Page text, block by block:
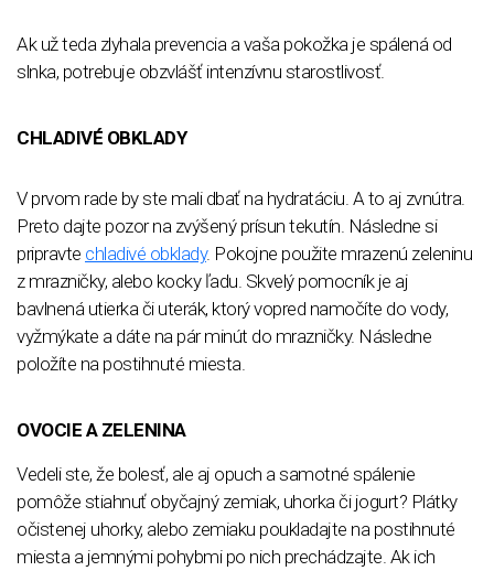
Ak už teda zlyhala prevencia a vaša pokožka je spálená od
slnka, potrebuje obzvlášť intenzívnu starostlivosť.
CHLADIVÉ OBKLADY
V prvom rade by ste mali dbať na hydratáciu. A to aj zvnútra.
Preto dajte pozor na zvýšený prísun tekutín. Následne si
pripravte chladivé obklady. Pokojne použite mrazenú zeleninu
z mrazničky, alebo kocky ľadu. Skvelý pomocník je aj
bavlnená utierka či uterák, ktorý vopred namočíte do vody,
vyžmýkate a dáte na pár minút do mrazničky. Následne
položíte na postihnuté miesta.
OVOCIE A ZELENINA
Vedeli ste, že bolesť, ale aj opuch a samotné spálenie
pomôže stiahnuť obyčajný zemiak, uhorka či jogurt? Plátky
očistenej uhorky, alebo zemiaku poukladajte na postihnuté
miesta a jemnými pohybmi po nich prechádzajte. Ak ich